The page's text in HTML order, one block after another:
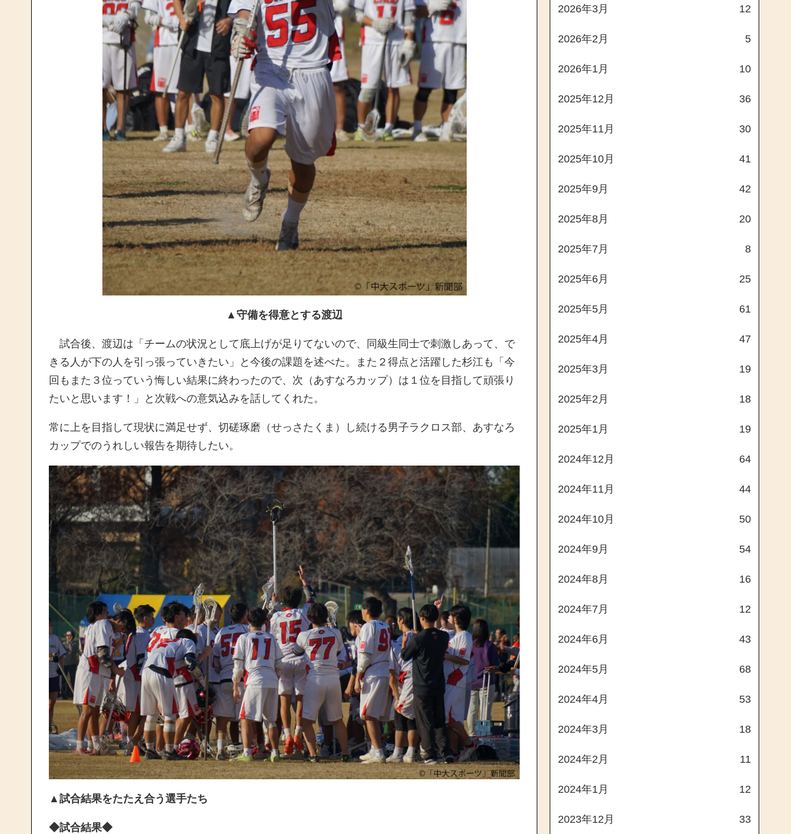
▲守備を得意とする渡辺
試合後、渡辺は「チームの状況として底上げが足りてないので、同級生同士で刺激しあって、で
きる人が下の人を引っ張っていきたい」と今後の課題を述べた。また２得点と活躍した杉江も「今
回もまた３位っていう悔しい結果に終わったので、次（あすなろカップ）は１位を目指して頑張り
たいと思います！」と次戦への意気込みを話してくれた。
常に上を目指して現状に満足せず、切磋琢磨（せっさたくま）し続ける男子ラクロス部、あすなろ
カップでのうれしい報告を期待したい。
▲試合結果をたたえ合う選手たち
◆試合結果◆
2026年3月 12
2026年2月 5
2026年1月 10
2025年12月 36
2025年11月 30
2025年10月 41
2025年9月 42
2025年8月 20
2025年7月 8
2025年6月 25
2025年5月 61
2025年4月 47
2025年3月 19
2025年2月 18
2025年1月 19
2024年12月 64
2024年11月 44
2024年10月 50
2024年9月 54
2024年8月 16
2024年7月 12
2024年6月 43
2024年5月 68
2024年4月 53
2024年3月 18
2024年2月 11
2024年1月 12
2023年12月 33